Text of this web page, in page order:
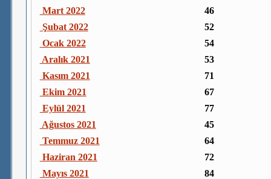
Mart 2022
46
Şubat 2022
52
Ocak 2022
54
Aralık 2021
53
Kasım 2021
71
Ekim 2021
67
Eylül 2021
77
Ağustos 2021
45
Temmuz 2021
64
Haziran 2021
72
Mayıs 2021
84